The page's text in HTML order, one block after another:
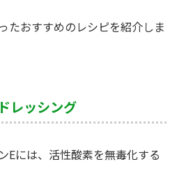
たおすすめのレシピを紹介しま
レッシング
Eには、活性酸素を無毒化する